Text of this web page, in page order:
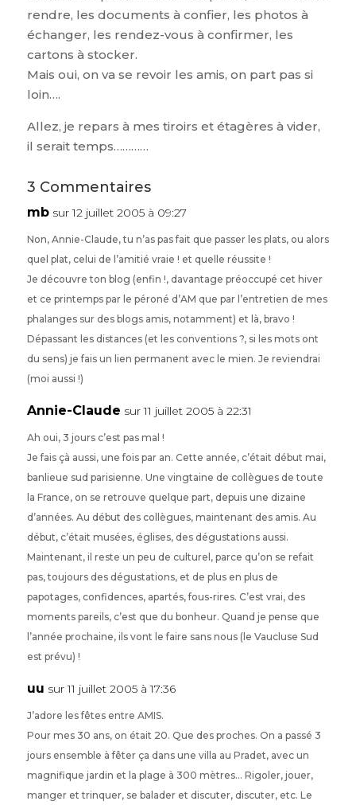
rendre, les documents à confier, les photos à
échanger, les rendez-vous à confirmer, les
cartons à stocker.
Mais oui, on va se revoir les amis, on part pas si
loin….
Allez, je repars à mes tiroirs et étagères à vider,
il serait temps…………
3 Commentaires
mb sur 12 juillet 2005 à 09:27
Non, Annie-Claude, tu n’as pas fait que passer les plats, ou alors
quel plat, celui de l’amitié vraie ! et quelle réussite !
Je découvre ton blog (enfin !, davantage préoccupé cet hiver
et ce printemps par le péroné d’AM que par l’entretien de mes
phalanges sur des blogs amis, notamment) et là, bravo !
Dépassant les distances (et les conventions ?, si les mots ont
du sens) je fais un lien permanent avec le mien. Je reviendrai
(moi aussi !)
Annie-Claude sur 11 juillet 2005 à 22:31
Ah oui, 3 jours c’est pas mal !
Je fais çà aussi, une fois par an. Cette année, c’était début mai,
banlieue sud parisienne. Une vingtaine de collègues de toute
la France, on se retrouve quelque part, depuis une dizaine
d’années. Au début des collègues, maintenant des amis. Au
début, c’était musées, églises, des dégustations aussi.
Maintenant, il reste un peu de culturel, parce qu’on se refait
pas, toujours des dégustations, et de plus en plus de
papotages, confidences, apartés, fous-rires. C’est vrai, des
moments pareils, c’est que du bonheur. Quand je pense que
l’année prochaine, ils vont le faire sans nous (le Vaucluse Sud
est prévu) !
uu sur 11 juillet 2005 à 17:36
J’adore les fêtes entre AMIS.
Pour mes 30 ans, on était 20. Que des proches. On a passé 3
jours ensemble à fêter ça dans une villa au Pradet, avec un
magnifique jardin et la plage à 300 mètres… Rigoler, jouer,
manger et trinquer, se balader et discuter, discuter, etc. Le